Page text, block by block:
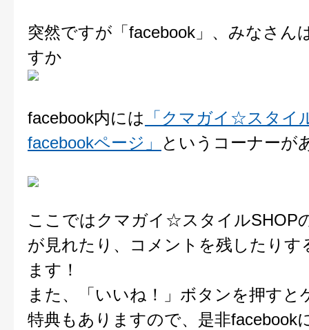
突然ですが「facebook」、みなさん
すか
facebook内には
「クマガイ☆スタイ
facebookページ」
というコーナーが
ここではクマガイ☆スタイルSHOP
が見れたり、コメントを残したりす
ます！
また、「いいね！」ボタンを押すと
特典もありますので、是非facebook